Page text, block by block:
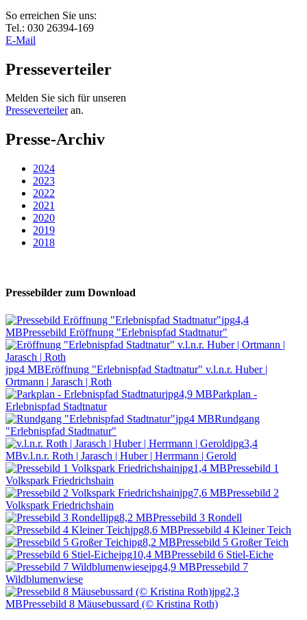
So erreichen Sie uns:
Tel.: 030 26394-169
E-Mail
Presseverteiler
Melden Sie sich für unseren
Presseverteileran.
Presse-Archiv
2024
2023
2022
2021
2020
2019
2018
Pressebilder zum Download
jpg4,4
MBPressebild Eröffnung "Erlebnispfad Stadtnatur"
jpg4 MBEröffnung "Erlebnispfad Stadtnatur" v.l.n.r. Huber |
Ortmann | Jarasch | Roth
jpg4,9 MBParkplan -
Erlebnispfad Stadtnatur
jpg4 MBRundgang
"Erlebnispfad Stadtnatur"
jpg3,4
MBv.l.n.r. Roth | Jarasch | Huber | Herrmann | Gerold
jpg1,4 MBPressebild 1
Volkspark Friedrichshain
jpg7,6 MBPressebild 2
Volkspark Friedrichshain
jpg8,2 MBPressebild 3 Rondell
jpg8,6 MBPressebild 4 Kleiner Teich
jpg8,2 MBPressebild 5 Großer Teich
jpg10,4 MBPressebild 6 Stiel-Eiche
jpg4,9 MBPressebild 7
Wildblumenwiese
jpg2,3
MBPressebild 8 Mäusebussard (© Kristina Roth)